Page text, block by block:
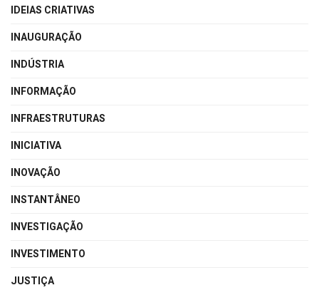
IDEIAS CRIATIVAS
INAUGURAÇÃO
INDÚSTRIA
INFORMAÇÃO
INFRAESTRUTURAS
INICIATIVA
INOVAÇÃO
INSTANTÂNEO
INVESTIGAÇÃO
INVESTIMENTO
JUSTIÇA